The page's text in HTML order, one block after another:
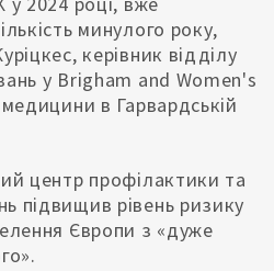
минулого року,
керівник відділу
у Brigham and Women's
в Гарвардській
центр профілактики та
підвищив рівень ризику
Європи з «дуже